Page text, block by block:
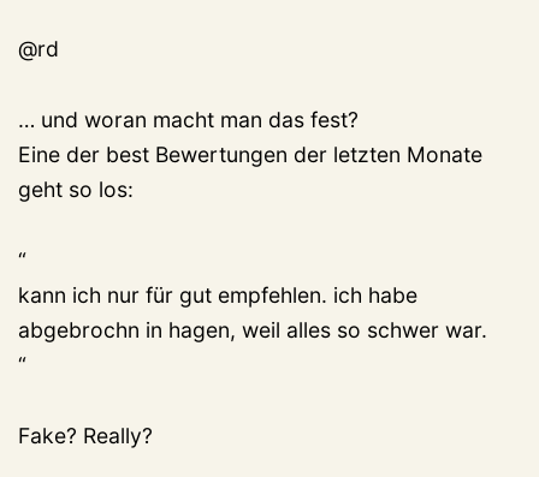
@rd
… und woran macht man das fest?
Eine der best Bewertungen der letzten Monate
geht so los:
“
kann ich nur für gut empfehlen. ich habe
abgebrochn in hagen, weil alles so schwer war.
“
Fake? Really?